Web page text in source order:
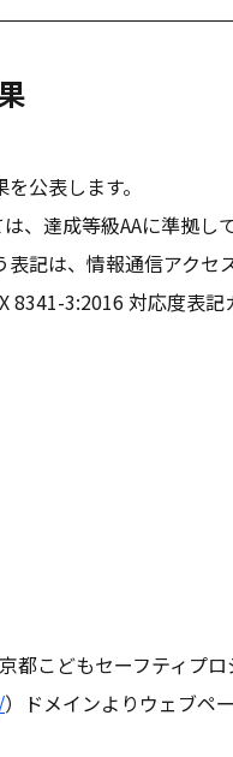
公表します。
、達成等級AAに準拠し
記は、情報通信アクセ
8341-3:2016 対応度表記
都こどもセーフティプ
）ドメインよりウェブペ